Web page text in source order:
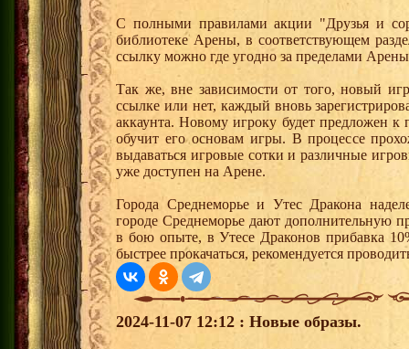
С полными правилами акции "Друзья и
библиотеке Арены, в соответствующем
ссылку можно где угодно за пределами
Так же, вне зависимости от того, новый
ссылке или нет, каждый вновь
аккаунта. Новому игроку будет предложен
обучит его основам игры. В процессе
выдаваться игровые сотки и различные
уже доступен на Арене.
Города Среднеморье и Утес Дракона
городе Среднеморье дают дополнительную
в бою опыте, в Утесе Драконов прибавка
быстрее прокачаться, рекомендуется
2024-11-07 12:12 : Новые образы.